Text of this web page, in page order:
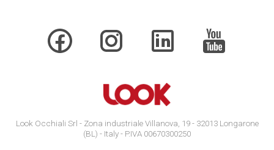
Look Occhiali Srl - Zona industriale Villanova, 19 - 32013 Longarone
(BL) - Italy - P.IVA 00670300250